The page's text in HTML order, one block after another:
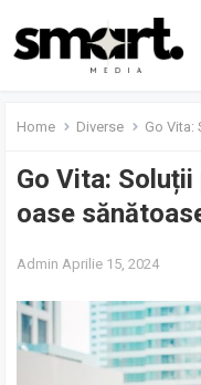
Home Diverse Go Vita:
Go Vita:
oase
Admin Aprilie 15, 2024